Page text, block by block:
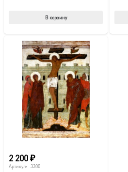
В корзину
2 200₽
Артикул: 3300